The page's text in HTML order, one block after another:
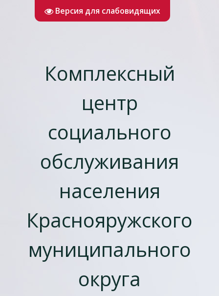
Версия для слабовидящих
Комплексный
центр
социального
обслуживания
населения
Краснояружcкого
муниципального
округа